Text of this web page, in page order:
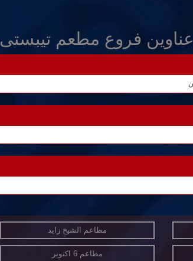
عناوين فروع مطعم تيبستى
مطاعم الشيخ زايد
مطاعم 6 اكتوبر